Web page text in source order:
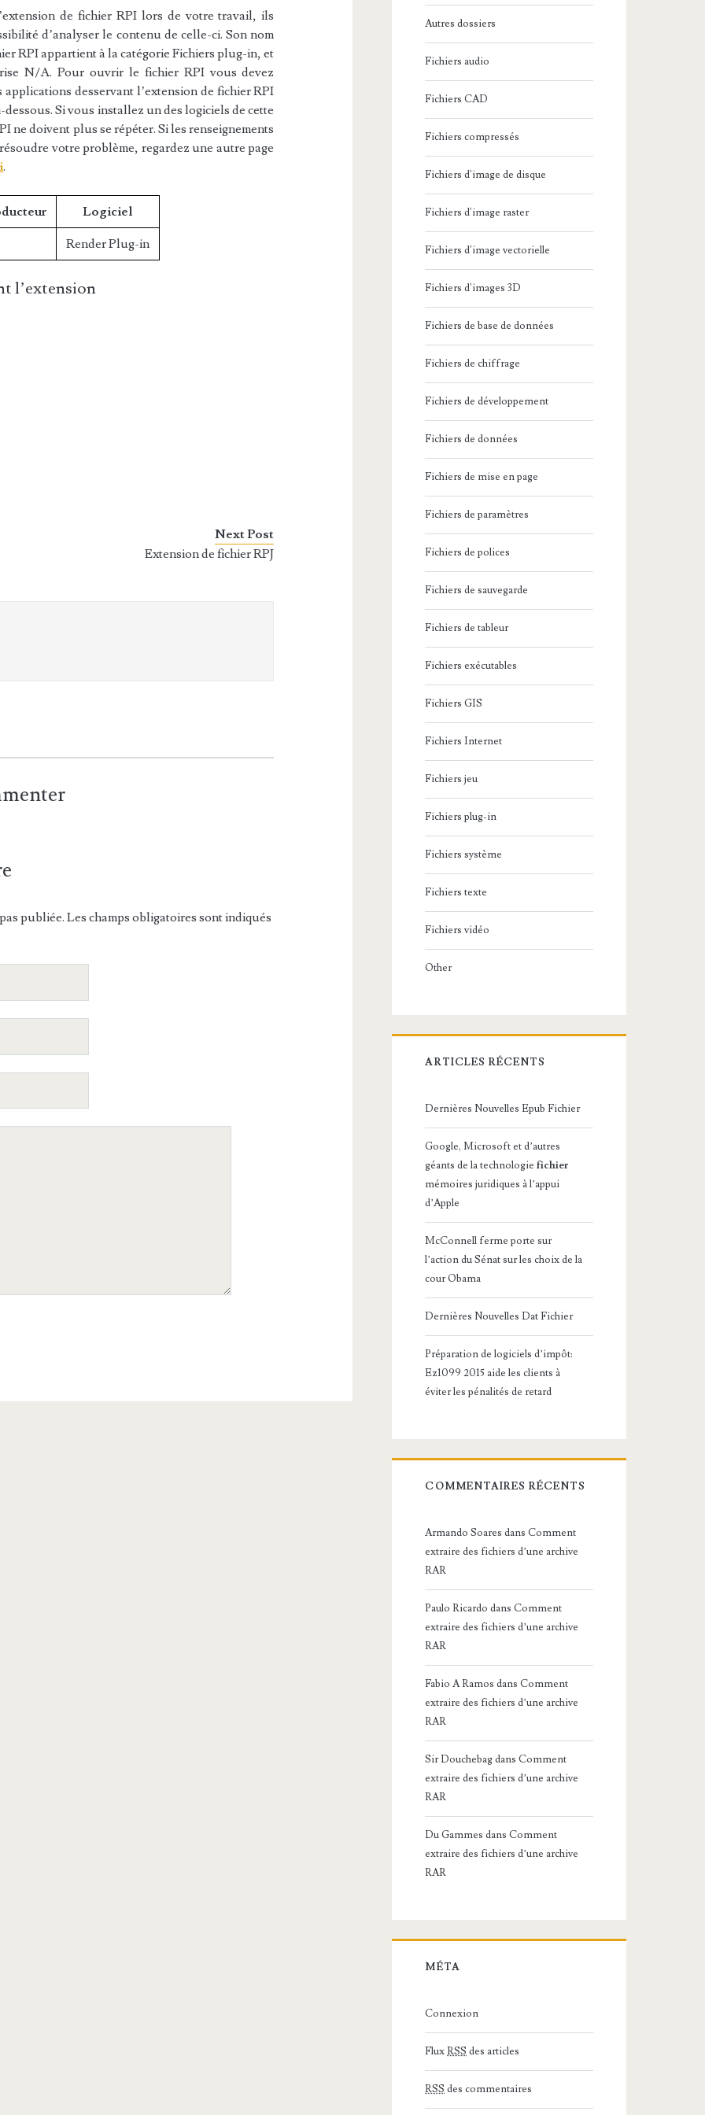
de fichier RPI lors de votre travail, ils
d’analyser le contenu de celle-ci. Son nom
RPI appartient à la catégorie Fichiers plug-in, et
N/A. Pour ouvrir le fichier RPI vous devez
desservant l’extension de fichier RPI
Si vous installez un des logiciels de cette
ne doivent plus se répéter. Si les renseignements
votre problème, regardez une autre page
.
Logiciel
Render Plug-in
l’extension
Next Post
Extension de fichier RPJ
publiée. Les champs obligatoires sont indiqués
Autres dossiers
Fichiers audio
Fichiers CAD
Fichiers compressés
Fichiers d'image de disque
Fichiers d'image raster
Fichiers d'image vectorielle
Fichiers d'images 3D
Fichiers de base de données
Fichiers de chiffrage
Fichiers de développement
Fichiers de données
Fichiers de mise en page
Fichiers de paramètres
Fichiers de polices
Fichiers de sauvegarde
Fichiers de tableur
Fichiers exécutables
Fichiers GIS
Fichiers Internet
Fichiers jeu
Fichiers plug-in
Fichiers système
Fichiers texte
Fichiers vidéo
Other
ARTICLES RÉCENTS
Dernières Nouvelles Epub Fichier
Google, Microsoft et d’autres
géants de la technologiefichier
mémoires juridiques à l’appui
d’Apple
McConnell ferme porte sur
l’action du Sénat sur les choix de la
cour Obama
Dernières Nouvelles Dat Fichier
Préparation de logiciels d’impôt:
Ez1099 2015 aide les clients à
éviter les pénalités de retard
COMMENTAIRES RÉCENTS
Armando Soares dansComment
extraire des fichiers d’une archive
RAR
Paulo Ricardo dansComment
extraire des fichiers d’une archive
RAR
Fabio A Ramos dansComment
extraire des fichiers d’une archive
RAR
Sir DouchebagdansComment
extraire des fichiers d’une archive
RAR
Du Gammes dansComment
extraire des fichiers d’une archive
RAR
MÉTA
Connexion
FluxRSS des articles
RSS des commentaires